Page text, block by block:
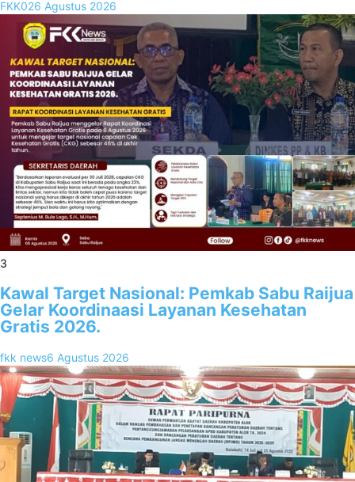
FKK026 Agustus 2026
3
Kawal Target Nasional: Pemkab Sabu Raijua
Gelar Koordinaasi Layanan Kesehatan
Gratis 2026.
fkk news6 Agustus 2026